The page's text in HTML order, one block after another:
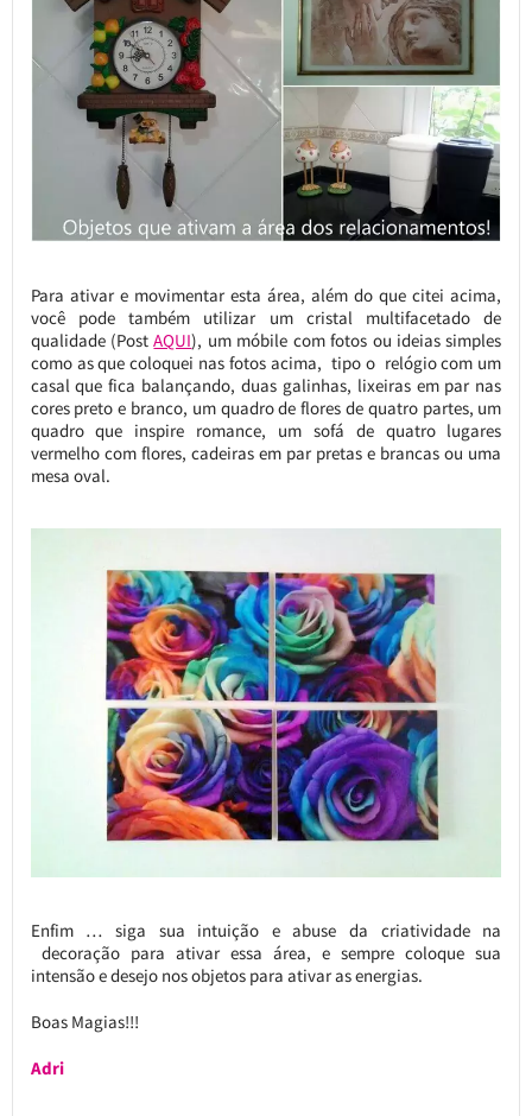
Para ativar e movimentar esta área, além do que citei acima,
você pode também utilizar um cristal multifacetado de
qualidade (PostAQUI), um móbile com fotos ou ideias simples
como as que coloquei nas fotos acima, tipo o relógio com um
casal que fica balançando, duas galinhas, lixeiras em par nas
cores preto e branco, um quadro de flores de quatro partes, um
quadro que inspire romance, um sofá de quatro lugares
vermelho com flores, cadeiras em par pretas e brancas ou uma
mesa oval.
Enfim … siga sua intuição e abuse da criatividade na
decoração para ativar essa área, e sempre coloque sua
intensão e desejo nos objetos para ativar as energias.
Boas Magias!!!
Adri